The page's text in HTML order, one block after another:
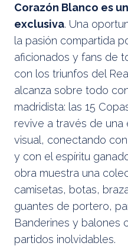
Corazón Blanco es
exclusiva. Una
la pasión compartida
aficionados y fans de
con los triunfos del
alcanza sobre todo
madridista: las 15
revive a través de una
visual, conectando
y con el espíritu
obra muestra una
camisetas, botas,
guantes de portero,
Banderines y balones
partidos inolvidables.